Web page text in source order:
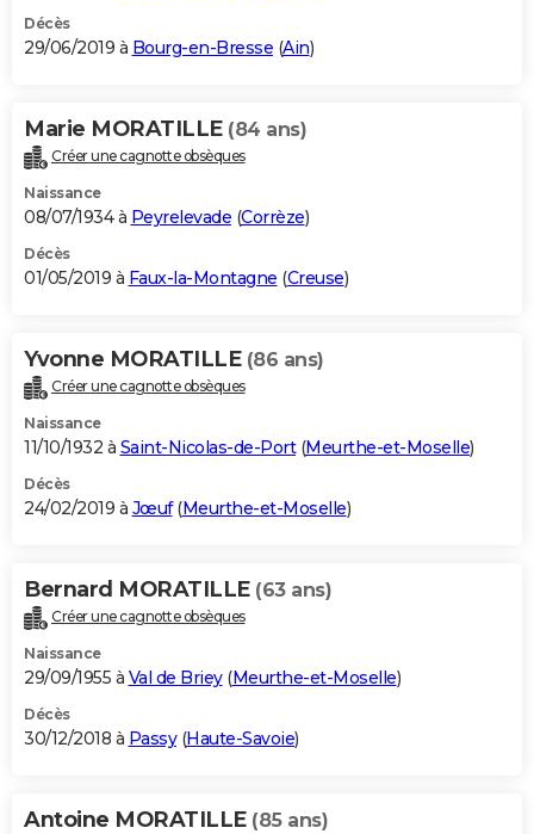
Décès
29/06/2019 à Bourg-en-Bresse (Ain)
Marie MORATILLE (84 ans)
Créer une cagnotte obsèques
Naissance
08/07/1934 à Peyrelevade (Corrèze)
Décès
01/05/2019 à Faux-la-Montagne (Creuse)
Yvonne MORATILLE (86 ans)
Créer une cagnotte obsèques
Naissance
11/10/1932 à Saint-Nicolas-de-Port(Meurthe-et-Moselle)
Décès
24/02/2019 à Jœuf(Meurthe-et-Moselle)
Bernard MORATILLE (63 ans)
Créer une cagnotte obsèques
Naissance
29/09/1955 à Val de Briey(Meurthe-et-Moselle)
Décès
30/12/2018 à Passy(Haute-Savoie)
Antoine MORATILLE (85 ans)